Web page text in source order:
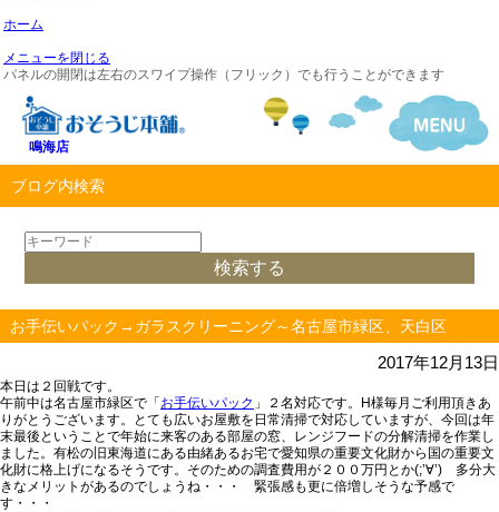
ホーム
メニューを閉じる
パネルの開閉は左右のスワイプ操作（フリック）でも行うことができます
鳴海店
ブログ内検索
お手伝いパック→ガラスクリーニング～名古屋市緑区、天白区
2017年12月13日
本日は２回戦です。
午前中は名古屋市緑区で「お手伝いパック 」２名対応です。H様毎月ご利用頂きあ
りがとうございます。とても広いお屋敷を日常清掃で対応していますが、今回は年
末最後ということで年始に来客のある部屋の窓、レンジフードの分解清掃を作業し
ました。有松の旧東海道にある由緒あるお宅で愛知県の重要文化財から国の重要文
化財に格上げになるそうです。そのための調査費用が２００万円とか(;’∀’) 多分大
きなメリットがあるのでしょうね・・・ 緊張感も更に倍増しそうな予感で
す・・・